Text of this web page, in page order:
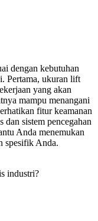
dengan kebutuhan
Pertama, ukuran lift
yang akan
mampu menangani
fitur keamanan
dan sistem pencegahan
Anda menemukan
spesifik Anda.
industri?